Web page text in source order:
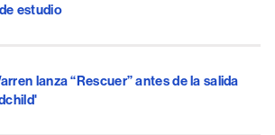
estudio
lanza “Rescuer” antes de la salida